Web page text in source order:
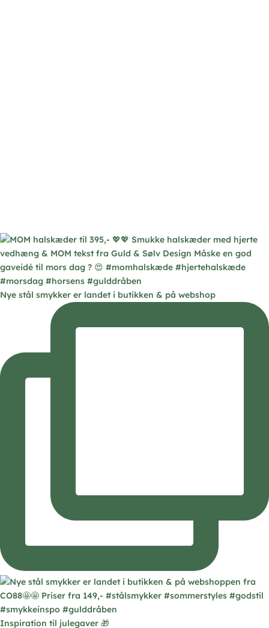
Nye stål smykker er landet i butikken & på webshop
Inspiration til julegaver 🎁